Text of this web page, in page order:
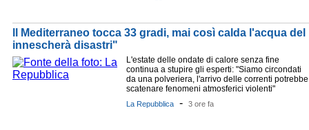
ll Mediterraneo tocca 33 gradi, mai così calda l'acqua
innescherà disastri"
L'estate delle ondate di calore senza fine
continua a stupire gli esperti: "Siamo circondati
da una polveriera, l'arrivo delle correnti potrebbe
scatenare fenomeni atmosferici violenti"
La Repubblica - 3 ore fa